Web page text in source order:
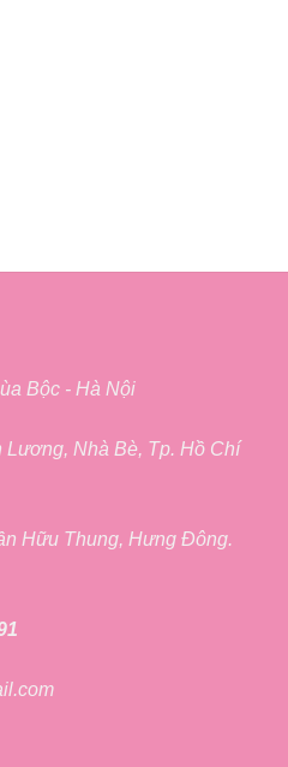
Bộc - Hà Nội
Lương, Nhà Bè, Tp. Hồ Chí
Hữu Thung, Hưng Đông.